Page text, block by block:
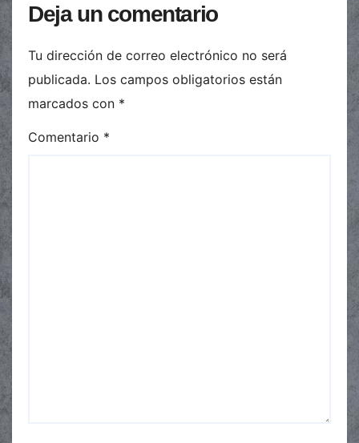
Deja un comentario
Tu dirección de correo electrónico no será
publicada. Los campos obligatorios están
marcados con *
Comentario *